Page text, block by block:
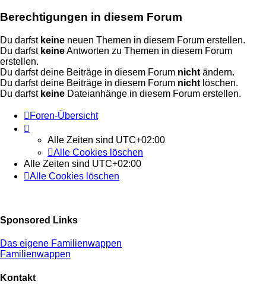
Berechtigungen in diesem Forum
Du darfst keine neuen Themen in diesem Forum erstellen.
Du darfst keineAntworten zu Themen in diesem Forum
erstellen.
Du darfst deine Beiträge in diesem Forum nicht ändern.
Du darfst deine Beiträge in diesem Forum nicht löschen.
Du darfst keine Dateianhänge in diesem Forum erstellen.
Foren-Übersicht
Alle Zeiten sind UTC+02:00
Alle Cookies löschen
Alle Zeiten sind UTC+02:00
Alle Cookies löschen
Sponsored Links
Das eigene Familienwappen
Familienwappen
Kontakt